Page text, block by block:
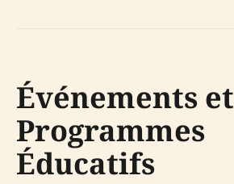
Événements et
Programmes
Éducatifs